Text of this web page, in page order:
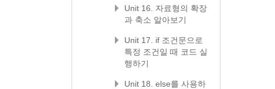
Unit 16. 자료형의 확장
과 축소 알아보기
Unit 17. if 조건문으로
특정 조건일 때 코드 실
행하기
Unit 18. else를 사용하